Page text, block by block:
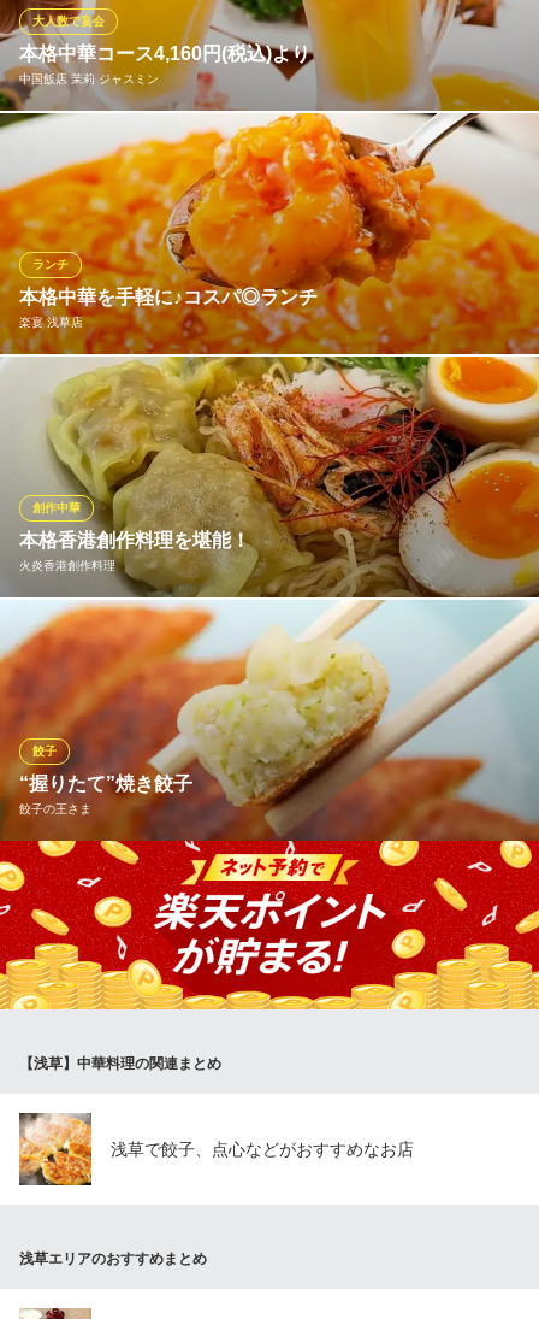
ります。本場香港の飲茶文化を、浅草で贅沢に心ゆくまでお楽し
みください。
香港傳奇 LEGENDARY HONG KONG 浅草店
安価に本格的な香港料理
つくばエクスプレス浅草駅 徒歩2分
東京都台東区西浅草2-14-17 吾妻ビル1〜2F
本格中華コース4,160円(税込)より
中国飯店 茉莉 ジャスミン
大人数で宴会
本場の味×日本人好みのテイストを織り交ぜた中華コースを4,160
円(税込)～ご用意しております。熟練シェフがつくる逸品料理をリ
ーズナブルな価格にてお愉しみいただけます♪各コース2時間飲み
放題付なので、まとまった人数・団体宴会に最適◎ご予算に応じ
て料理の変更やカスタマイズも承りますのでご相談ください。
中国飯店 茉莉 ジャスミン
100種～食べ飲み放題
地下鉄銀座線田原町駅 徒歩5分
東京都台東区寿3-9-6 常盤ビル1F
本格中華を手軽に♪コスパ◎ランチ
楽宴 浅草店
ランチ
本場中国人シェフが腕をふるう絶品ランチ♪エビと玉子のチリソー
スをはじめ、黒酢豚、麻婆豆腐、チンジャオロース、油淋鶏(ユー
リンチー)など人気のメニューがズラリ！ライス(お替り自由)、ス
ープ、漬け物、杏仁豆腐がついて648円(税抜)～と、サラリーマ
ン・OLさんのお財布にも優しいリーズナブル価格にてご提供。
楽宴 浅草店
地下鉄銀座線田原町駅 徒歩3分
東京都台東区駒形1-6-2
本格香港創作料理を堪能！
火炎香港創作料理
創作中華
国際都市香港の料理をベースとした創作料理が堪能できます。出
汁を効かして脂を押さえたヘルシー料理です。本格的な香港料理
をベースにした創作料理がたのしめるカジュアルなお店です。宴
会・女子会・ママ会はもちろんのこと浅草寺への参詣や浅草観光
の合間や帰り道に是非お立ち寄りください。
火炎香港創作料理
都営浅草線浅草駅 徒歩2分
東京都台東区駒形1-9-9 川尻マンション1F
“握りたて”焼き餃子
餃子の王さま
餃子
その場で握って、生のまま焼くの特徴です。そして、餃子の作り
方は創業時から変えておらず、皮も創業時からお願いしている製
麺所に作ってもらっているという。油で揚げるようにして焼き目
をつけ、1～2分ほどで完成します。
地下鉄銀座線浅草駅6番出口 徒歩3分
【浅草】中華料理の関連まとめ
浅草で餃子、点心などがおすすめなお店
浅草エリアのおすすめまとめ